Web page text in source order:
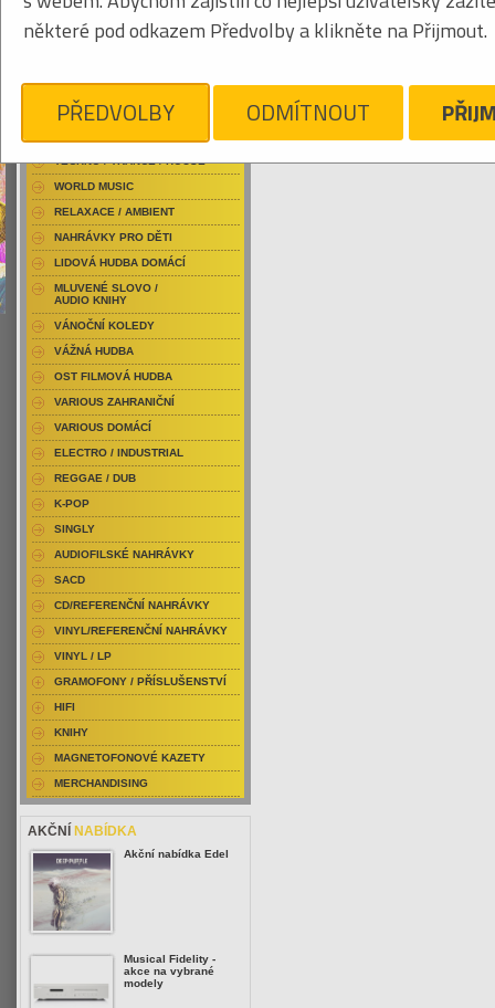
NITRO
Je nám líto, ale pro daný žánr/kategorii
RAP / HIP HOP DOMÁCÍ
RAP / HIP HOP ZAHRANIČNÍ
DVD / HUDBA
PUNK / HARDCORE
TECHNO / TRANCE / HOUSE
WORLD MUSIC
RELAXACE / AMBIENT
NAHRÁVKY PRO DĚTI
LIDOVÁ HUDBA DOMÁCÍ
MLUVENÉ SLOVO /
AUDIO KNIHY
VÁNOČNÍ KOLEDY
VÁŽNÁ HUDBA
OST FILMOVÁ HUDBA
VARIOUS ZAHRANIČNÍ
VARIOUS DOMÁCÍ
ELECTRO / INDUSTRIAL
REGGAE / DUB
K-POP
SINGLY
AUDIOFILSKÉ NAHRÁVKY
SACD
CD/REFERENČNÍ NAHRÁVKY
VINYL/REFERENČNÍ NAHRÁVKY
VINYL / LP
GRAMOFONY / PŘÍSLUŠENSTVÍ
HIFI
KNIHY
MAGNETOFONOVÉ KAZETY
MERCHANDISING
AKČNÍ NABÍDKA
Akční nabídka Edel
Musical Fidelity -
akce na vybrané
modely
některé pod odkazem Předvolby a klikněte na Přijmout.
PŘEDVOLBY ODMÍTNOUT